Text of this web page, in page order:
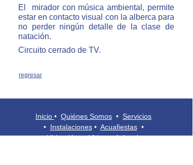
El mirador con música ambiental, permite
estar en contacto visual con la alberca para
no perder ningún detalle de la clase de
natación.
Circuito cerrado de TV.
regresar
Inicio • Quiénes Somos • Servicios
• Instalaciones• Acuafiestas•
Ubicación•Video•Aviso de